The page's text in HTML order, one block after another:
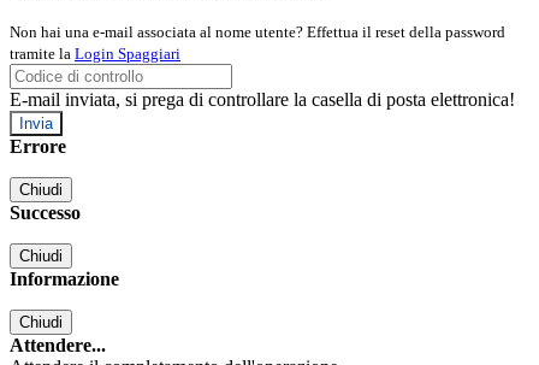
Non hai una e-mail associata al nome utente? Effettua il reset della password
tramite la Login Spaggiari
E-mail inviata, si prega di controllare la casella di posta elettronica!
Errore
Chiudi
Successo
Chiudi
Informazione
Chiudi
Attendere...